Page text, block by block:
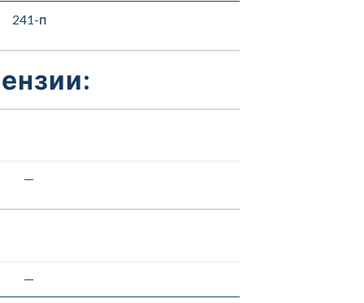
241-п
—
—